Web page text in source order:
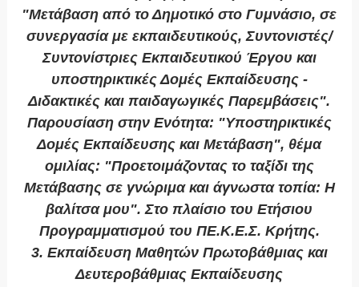
"Μετάβαση από το Δημοτικό στο Γυμνάσιο, σε
συνεργασία με εκπαιδευτικούς, Συντονιστές/
Συντονίστριες Εκπαιδευτικού Έργου και
υποστηρικτικές Δομές Εκπαίδευσης -
Διδακτικές και παιδαγωγικές Παρεμβάσεις".
Παρουσίαση στην Ενότητα: "Υποστηρικτικές
Δομές Εκπαίδευσης και Μετάβαση", θέμα
ομιλίας: "Προετοιμάζοντας το ταξίδι της
Μετάβασης σε γνώριμα και άγνωστα τοπία: Η
βαλίτσα μου". Στο πλαίσιο του Ετήσιου
Προγραμματισμού του ΠΕ.Κ.Ε.Σ. Κρήτης.
3. Εκπαίδευση Μαθητών Πρωτοβάθμιας και
Δευτεροβάθμιας Εκπαίδευσης